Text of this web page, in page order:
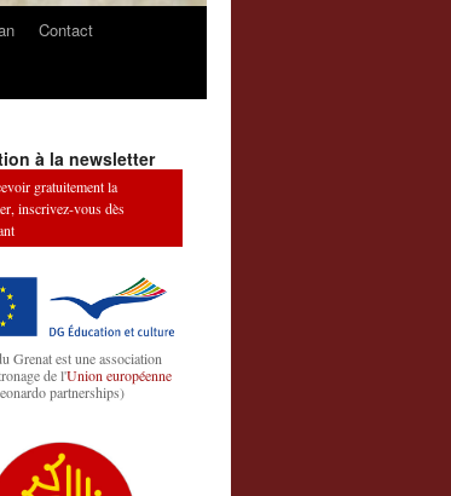
Contact
à la newsletter
gratuitement la
inscrivez-vous dès
Grenat est une association
de l'Union européenne
partnerships)